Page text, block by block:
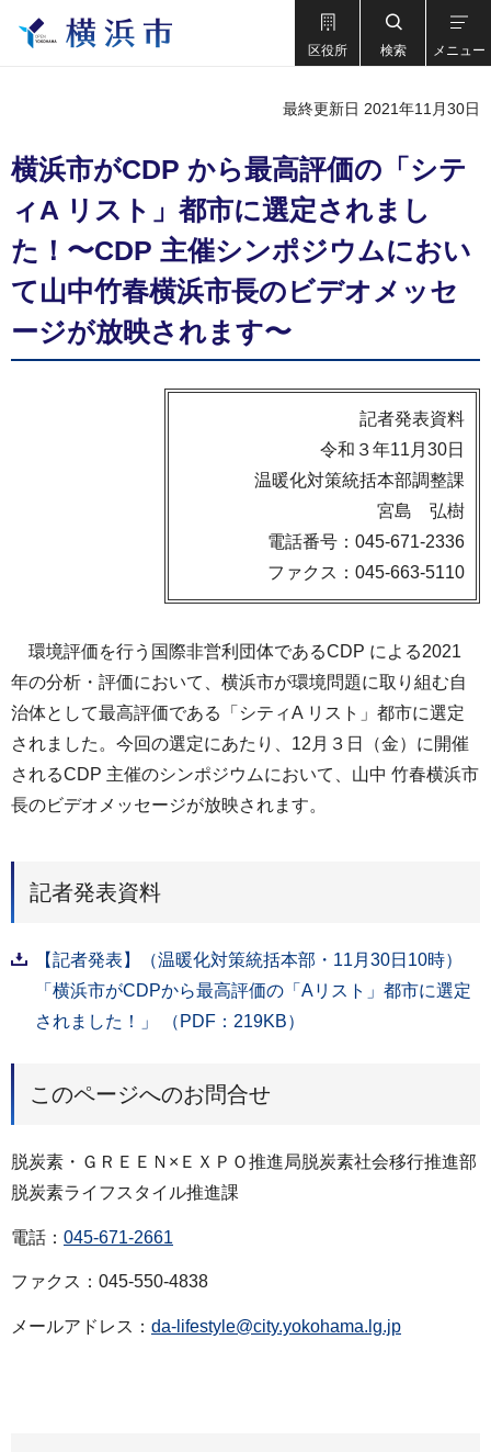
区役所 検索 メニュー
最終更新日 2021年11月30日
横浜市がCDP から最⾼評価の「シテ
ィA リスト」都市に選定されまし
た！〜CDP 主催シンポジウムにおい
て⼭中⽵春横浜市⻑のビデオメッセ
ージが放映されます〜
記者発表資料
令和３年11月30日
温暖化対策統括本部調整課
宮島 弘樹
電話番号：045-671-2336
ファクス：045-663-5110
環境評価を行う国際非営利団体であるCDP による2021
年の分析・評価において、横浜市が環境問題に取り組む自
治体として最高評価である「シティA リスト」都市に選定
されました。今回の選定にあたり、12月３日（金）に開催
されるCDP 主催のシンポジウムにおいて、山中 竹春横浜市
長のビデオメッセージが放映されます。
記者発表資料
【記者発表】（温暖化対策統括本部・11月30日10時）
「横浜市がCDPから最高評価の「Aリスト」都市に選定
されました！」 （PDF：219KB）
このページへのお問合せ
脱炭素・ＧＲＥＥＮ×ＥＸＰＯ推進局脱炭素社会移行推進部
脱炭素ライフスタイル推進課
電話： 045-671-2661
ファクス：045-550-4838
メールアドレス： da-lifestyle@city.yokohama.lg.jp